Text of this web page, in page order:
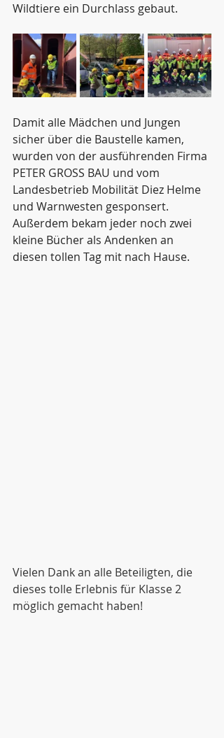
Wildtiere ein Durchlass gebaut.
Damit alle Mädchen und Jungen
sicher über die Baustelle kamen,
wurden von der ausführenden Firma
PETER GROSS BAU und vom
Landesbetrieb Mobilität Diez Helme
und Warnwesten gesponsert.
Außerdem bekam jeder noch zwei
kleine Bücher als Andenken an
diesen tollen Tag mit nach Hause.
Vielen Dank an alle Beteiligten, die
dieses tolle Erlebnis für Klasse 2
möglich gemacht haben!